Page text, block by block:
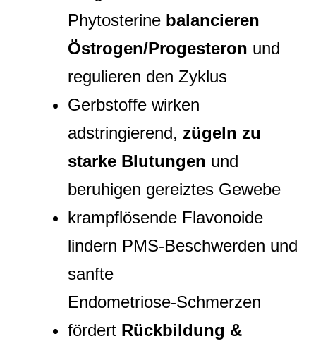
Phytosterine balancieren
Östrogen/Progesteron und
regulieren den Zyklus
Gerbstoffe wirken
adstringierend, zügeln zu
starke Blutungen und
beruhigen gereiztes Gewebe
krampflösende Flavonoide
lindern PMS‑Beschwerden und
sanfte
Endometriose‑Schmerzen
fördert Rückbildung &